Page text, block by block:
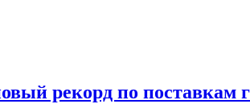
рекорд по поставкам